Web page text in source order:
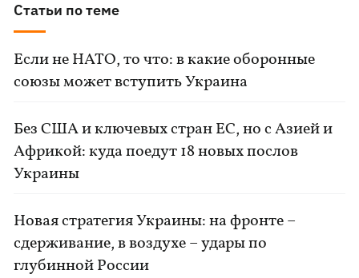
Статьи по теме
Если не НАТО, то что: в какие оборонные
союзы может вступить Украина
Без США и ключевых стран ЕС, но с Азией и
Африкой: куда поедут 18 новых послов
Украины
Новая стратегия Украины: на фронте –
сдерживание, в воздухе – удары по
глубинной России